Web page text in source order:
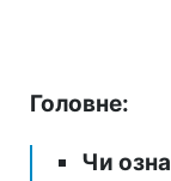
Головне:
Чи